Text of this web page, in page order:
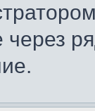
через